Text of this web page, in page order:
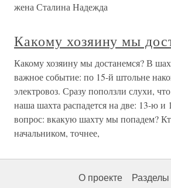
жена Сталина Надежда
Какому хозяину мы
Какому хозяину мы достанемся? В
важное событие: по 15-й штольне
электровоз. Сразу поползли слухи,
наша шахта распадется на две: 13-ю и
вопрос: вкакую шахту мы попадем?
начальником, точнее,
О проекте Разделы